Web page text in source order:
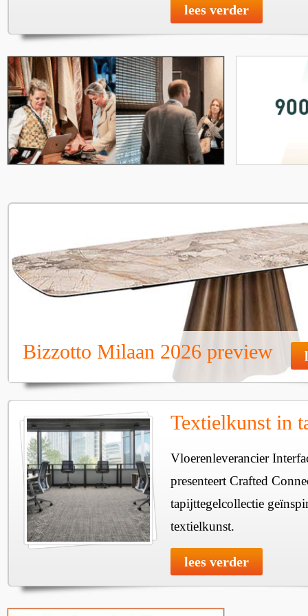
lees verder
Bizzotto Milaan 2026 preview
Textielkunst in
Vloerenleverancier
presenteert Crafted
tapijttegelcollectie
textielkunst.
lees verder